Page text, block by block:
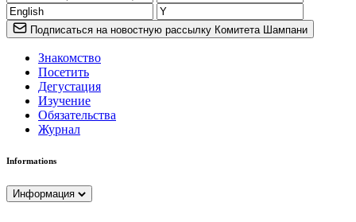
Подписаться на новостную рассылку Комитета Шампани
Знакомство
Посетить
Дегустация
Изучение
Обязательства
Журнал
Informations
Информация